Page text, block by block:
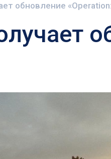
обновление